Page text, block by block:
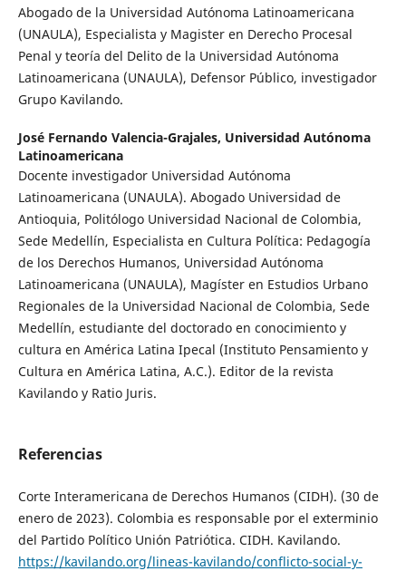
Abogado de la Universidad Autónoma Latinoamericana
(UNAULA), Especialista y Magister en Derecho Procesal
Penal y teoría del Delito de la Universidad Autónoma
Latinoamericana (UNAULA), Defensor Público, investigador
Grupo Kavilando.
José Fernando Valencia-Grajales, Universidad Autónoma
Latinoamericana
Docente investigador Universidad Autónoma
Latinoamericana (UNAULA). Abogado Universidad de
Antioquia, Politólogo Universidad Nacional de Colombia,
Sede Medellín, Especialista en Cultura Política: Pedagogía
de los Derechos Humanos, Universidad Autónoma
Latinoamericana (UNAULA), Magíster en Estudios Urbano
Regionales de la Universidad Nacional de Colombia, Sede
Medellín, estudiante del doctorado en conocimiento y
cultura en América Latina Ipecal (Instituto Pensamiento y
Cultura en América Latina, A.C.). Editor de la revista
Kavilando y Ratio Juris.
Referencias
Corte Interamericana de Derechos Humanos (CIDH). (30 de
enero de 2023). Colombia es responsable por el exterminio
del Partido Político Unión Patriótica. CIDH. Kavilando.
https://kavilando.org/lineas-kavilando/conflicto-social-y-